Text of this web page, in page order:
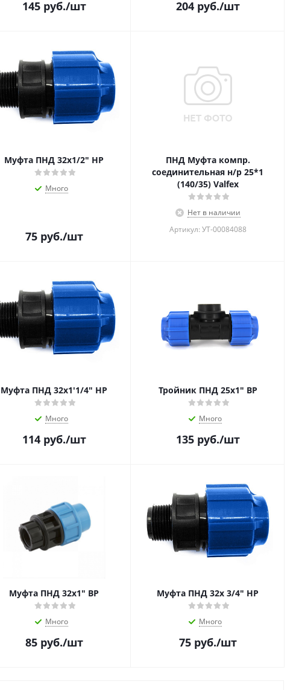
145руб./шт 204руб./шт
Муфта ПНД 32х1/2" НР
Много
75руб./шт
ПНД Муфта компр.
соединительная н/р 25*1
(140/35) Valfex
Нет в наличии
Артикул: УТ-00084088
Муфта ПНД 32х1'1/4" НР
Много
114руб./шт
Тройник ПНД 25x1" ВР
Много
135руб./шт
Муфта ПНД 32х1" ВР
Много
85руб./шт
Муфта ПНД 32х 3/4" НР
Много
75руб./шт